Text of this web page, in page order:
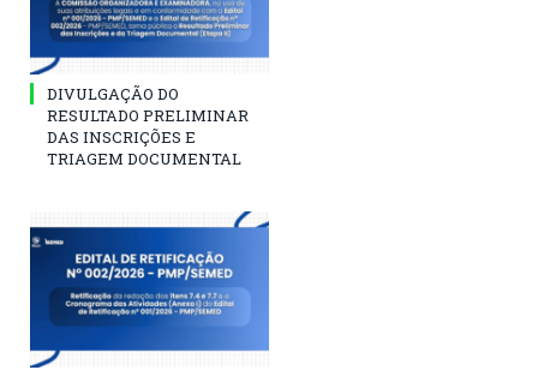
DIVULGAÇÃO DO
RESULTADO PRELIMINAR
DAS INSCRIÇÕES E
TRIAGEM DOCUMENTAL